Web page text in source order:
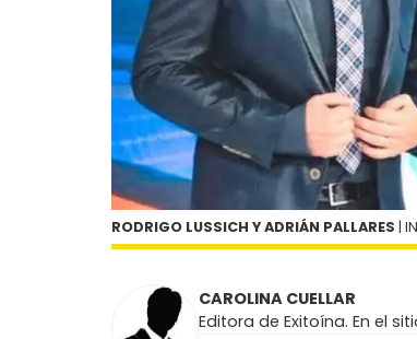
RODRIGO LUSSICH Y ADRIÁN PALLARES |
CAROLINA CUELLAR
Editora de Exitoína. En el